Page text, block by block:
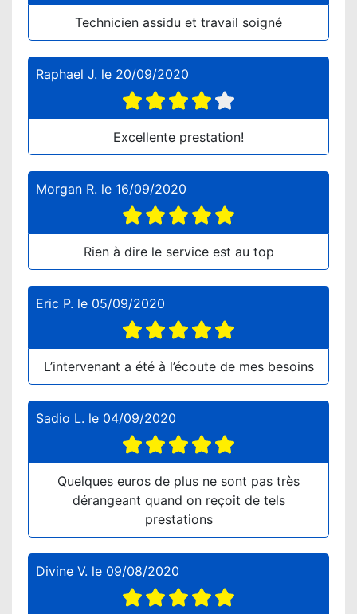
Technicien assidu et travail soigné
Raphael J. le 20/09/2020
Excellente prestation!
Morgan R. le 16/09/2020
Rien à dire le service est au top
Eric P. le 05/09/2020
L’intervenant a été à l’écoute de mes besoins
Sadio L. le 04/09/2020
Quelques euros de plus ne sont pas très
dérangeant quand on reçoit de tels
prestations
Divine V. le 09/08/2020